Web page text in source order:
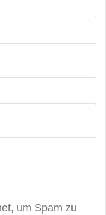
um Spam zu